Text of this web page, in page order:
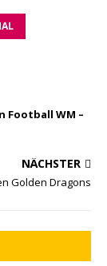
Football WM –
NÄCHSTER
Golden Dragons